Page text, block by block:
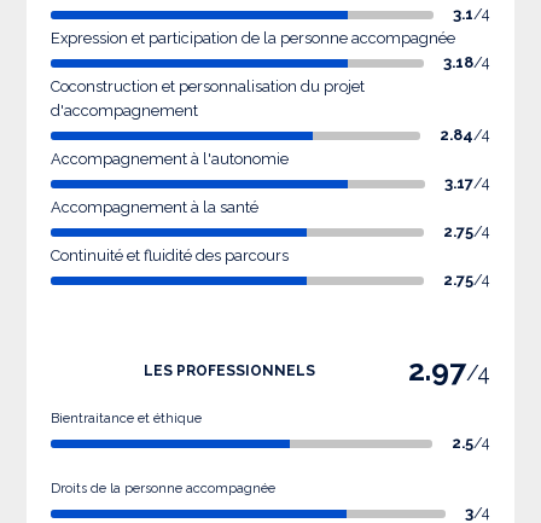
3.1/4
Expression et participation de la personne accompagnée
3.18/4
Coconstruction et personnalisation du projet
d'accompagnement
2.84/4
Accompagnement à l'autonomie
3.17/4
Accompagnement à la santé
2.75/4
Continuité et fluidité des parcours
2.75/4
LES PROFESSIONNELS 2.97/4
Bientraitance et éthique
2.5/4
Droits de la personne accompagnée
3/4